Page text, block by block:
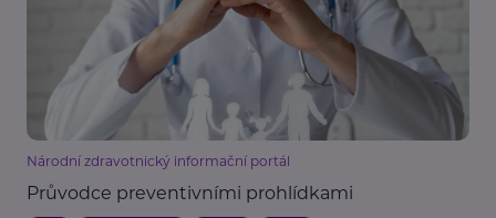
Národní zdravotnický informační portál
Průvodce preventivními prohlídkami